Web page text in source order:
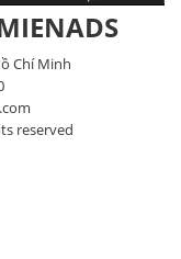
Chí Minh
reserved